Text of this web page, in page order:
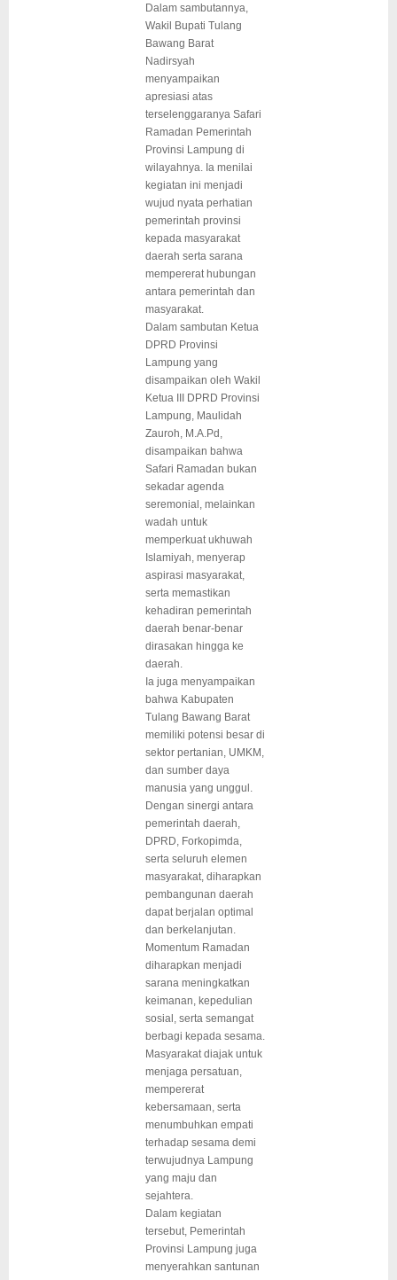
Dalam sambutannya,
Wakil Bupati Tulang
Bawang Barat
Nadirsyah
menyampaikan
apresiasi atas
terselenggaranya Safari
Ramadan Pemerintah
Provinsi Lampung di
wilayahnya. Ia menilai
kegiatan ini menjadi
wujud nyata perhatian
pemerintah provinsi
kepada masyarakat
daerah serta sarana
mempererat hubungan
antara pemerintah dan
masyarakat.
Dalam sambutan Ketua
DPRD Provinsi
Lampung yang
disampaikan oleh Wakil
Ketua III DPRD Provinsi
Lampung, Maulidah
Zauroh, M.A.Pd,
disampaikan bahwa
Safari Ramadan bukan
sekadar agenda
seremonial, melainkan
wadah untuk
memperkuat ukhuwah
Islamiyah, menyerap
aspirasi masyarakat,
serta memastikan
kehadiran pemerintah
daerah benar-benar
dirasakan hingga ke
daerah.
Ia juga menyampaikan
bahwa Kabupaten
Tulang Bawang Barat
memiliki potensi besar di
sektor pertanian, UMKM,
dan sumber daya
manusia yang unggul.
Dengan sinergi antara
pemerintah daerah,
DPRD, Forkopimda,
serta seluruh elemen
masyarakat, diharapkan
pembangunan daerah
dapat berjalan optimal
dan berkelanjutan.
Momentum Ramadan
diharapkan menjadi
sarana meningkatkan
keimanan, kepedulian
sosial, serta semangat
berbagi kepada sesama.
Masyarakat diajak untuk
menjaga persatuan,
mempererat
kebersamaan, serta
menumbuhkan empati
terhadap sesama demi
terwujudnya Lampung
yang maju dan
sejahtera.
Dalam kegiatan
tersebut, Pemerintah
Provinsi Lampung juga
menyerahkan santunan